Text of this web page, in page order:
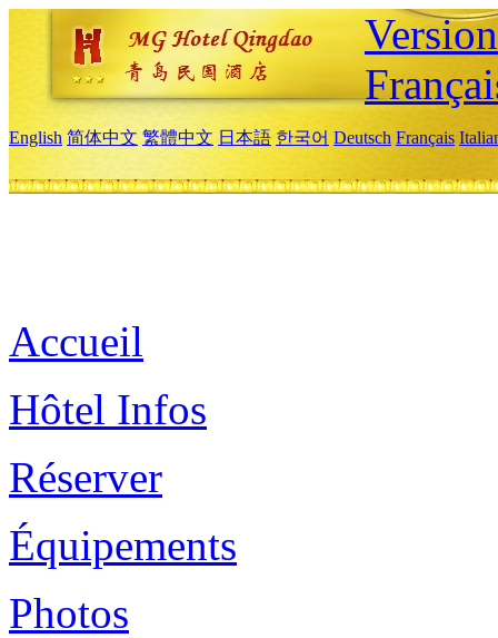
English 简体中文 繁體中文 日本語 한국어 Deutsch Français
Accueil
Hôtel Infos
Réserver
Équipements
Photos